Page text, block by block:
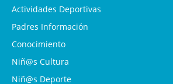
Actividades Deportivas
Padres Información
Conocimiento
Niñ@s Cultura
Niñ@s Deporte